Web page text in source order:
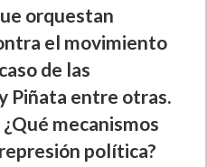
orquestan
el movimiento
de las
Piñata entre otras.
mecanismos
polí­tica?